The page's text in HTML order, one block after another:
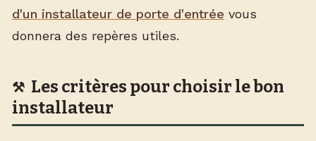
d'un installateur de porte d'entrée vous
donnera des repères utiles.
Les critères pour choisir le bon
installateur